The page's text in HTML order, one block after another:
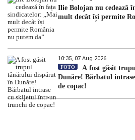
Ilie Bolojan nu cedează
mult decât își permite
10:35, 07 Aug 2026
FOTO
A fost găsit
Dunăre! Bărbatul
de copac!